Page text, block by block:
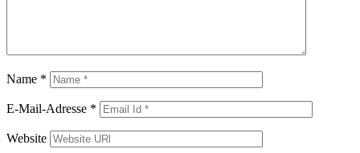
Name *
E-Mail-Adresse *
Website